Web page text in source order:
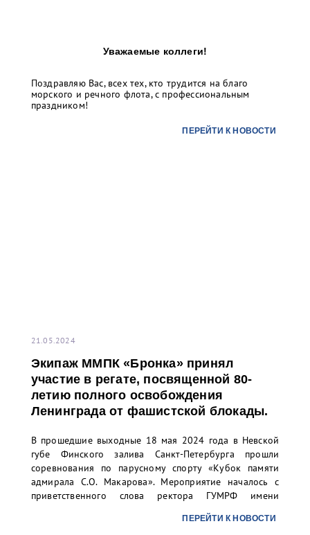
Уважаемые коллеги!
Поздравляю Вас, всех тех, кто трудится на благо
морского и речного флота, с профессиональным
праздником!
ПЕРЕЙТИ К НОВОСТИ
21.05.2024
Экипаж ММПК «Бронка» принял
участие в регате, посвященной 80-
летию полного освобождения
Ленинграда от фашистской блокады.
В прошедшие выходные 18 мая 2024 года в Невской
губе Финского залива Санкт-Петербурга прошли
соревнования по парусному спорту «Кубок памяти
адмирала С.О. Макарова». Мероприятие началось с
приветственного слова ректора ГУМРФ имени
Олеговича. Торжественное открытие сопровождалось
ПЕРЕЙТИ К НОВОСТИ